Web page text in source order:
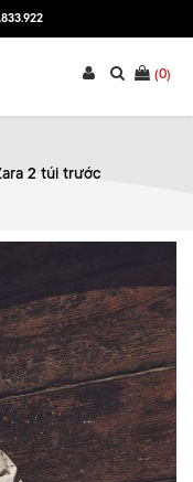
(0)
2 túi trước